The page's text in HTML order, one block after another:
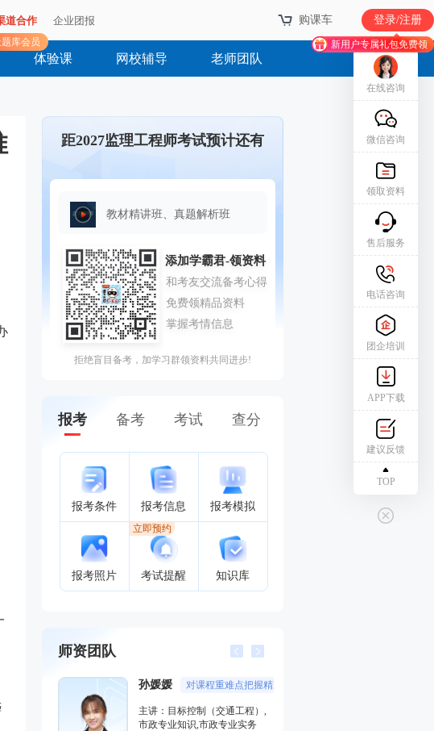
库会员
道合作 企业团报 购课车 登录/注册
新用户专属礼包免费领
体验课 网校辅导 老师团队
距2027监理工程师考试预计还有
教材精讲班、真题解析班
拒绝盲目备考，加学习群领资料共同进步!
报考 备考 考试 查分
报考条件 报考信息 报考模拟
报考照片 考试提醒
立即预约
知识库
师资团队
程重难点把握精准，讲授通俗易懂，受到广大学员好评
（交通工程）,
唐忍 分数收割机
主讲：合同管理,安全生产法律
法规,安全生产法规
在线咨询
微信咨询
领取资料
售后服务
电话咨询
团企培训
APP下载
建议反馈
TOP